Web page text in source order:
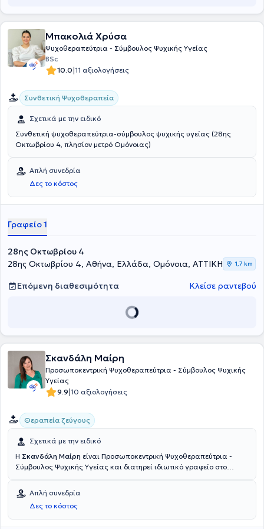
Μπακολιά Χρύσα
Ψυχοθεραπεύτρια - Σύμβουλος Ψυχικής Υγείας
BSc
10.0|11 αξιολογήσεις
Συνθετική Ψυχοθεραπεία
Σχετικά με την ειδικό
Συνθετική ψυχοθεραπεύτρια-σύμβουλος ψυχικής υγείας (28ης
Οκτωβρίου 4, πλησίον μετρό Ομόνοιας)
Απλή συνεδρία
Δες το κόστος
Γραφείο 1
28ης Οκτωβρίου 4
28ης Οκτωβρίου 4, Αθήνα, Ελλάδα, Ομόνοια, ΑΤΤΙΚΗ
1,7 km
Επόμενη διαθεσιμότητα Κλείσε ραντεβού
Σκανδάλη Μαίρη
Προσωποκεντρική Ψυχοθεραπεύτρια - Σύμβουλος Ψυχικής
Υγείας
9.9|10 αξιολογήσεις
Θεραπεία ζεύγους
Σχετικά με την ειδικό
Η Σκανδάλη Μαίρη είναι Προσωποκεντρική Ψυχοθεραπεύτρια -
Σύμβουλος Ψυχικής Υγείας και διατηρεί ιδιωτικό γραφείο στο
συμβουλευτική, ενώ για πέντε έτη ειδικεύτηκε στο ICPS college for
humanistic science Person centered counseling Psychotherapy από
το Πανεπιστήμιο του Strathclyde. Κατόπιν, ολοκλήρωσε το
εκπαιδευτικό πρόγραμμα for Completion of the Externship in
Απλή συνεδρία
Δες το κόστος